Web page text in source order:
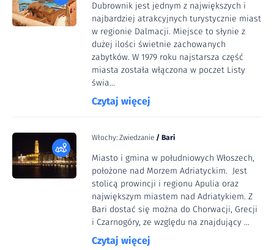
Dubrownik jest jednym z największych i
najbardziej atrakcyjnych turystycznie miast
w regionie Dalmacji. Miejsce to słynie z
dużej ilości świetnie zachowanych
zabytków. W 1979 roku najstarsza część
miasta została włączona w poczet Listy
świa...
Czytaj więcej
Włochy: Zwiedzanie / Bari
Miasto i gmina w południowych Włoszech,
położone nad Morzem Adriatyckim. Jest
stolicą prowincji i regionu Apulia oraz
największym miastem nad Adriatykiem. Z
Bari dostać się można do Chorwacji, Grecji
i Czarnogóry, ze względu na znajdujący ...
Czytaj więcej